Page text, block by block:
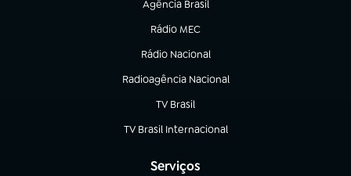
Agência Brasil
(abre em nova aba)
Rádio MEC
(abre em nova aba)
Rádio Nacional
Radioagência Nacional
(abre em nova aba)
TV Brasil
(abre em nova aba)
TV Brasil Internacional
(abre em nova aba)
Serviços